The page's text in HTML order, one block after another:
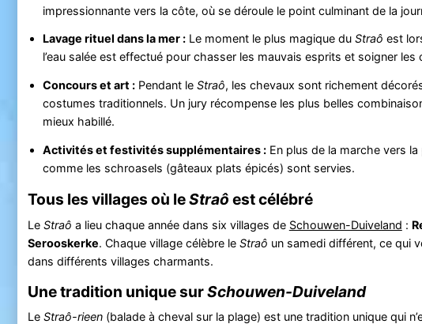
impressionnante vers la côte, où se déroule le point culminant de la
Lavage rituel dans la mer :Le moment le plus magique du Straô est
l’eau salée est effectué pour chasser les mauvais esprits et soigner
Concours et art :Pendant le Straô, les chevaux sont richement
costumes traditionnels. Un jury récompense les plus belles
mieux habillé.
Activités et festivités supplémentaires :En plus de la marche vers la
comme les schroasels (gâteaux plats épicés) sont servies.
Tous les villages où leStraô est célébré
Le Straô a lieu chaque année dans six villages de Schouwen-Duiveland :
Serooskerke. Chaque village célèbre le Straô un samedi différent, ce qui
dans différents villages charmants.
Une tradition unique surSchouwen-Duiveland
Le Straô-rieen(balade à cheval sur la plage) est une tradition unique qui